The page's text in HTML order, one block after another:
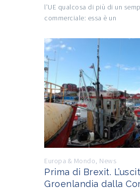
l’UE qualcosa di più di un
commerciale: essa è un
Europa & Mondo, News
Prima di Brexit.
Groenlandia dalla